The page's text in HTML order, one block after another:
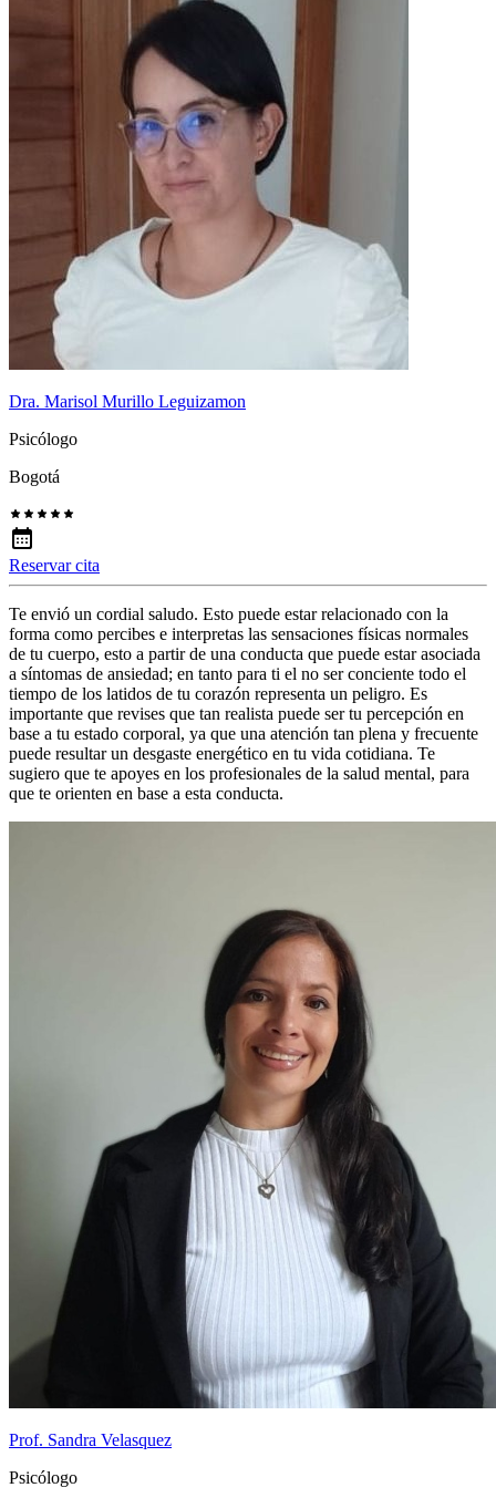
Dra. Marisol Murillo Leguizamon
Psicólogo
Bogotá
Reservar cita
Te envió un cordial saludo. Esto puede estar relacionado con la
forma como percibes e interpretas las sensaciones físicas normales
de tu cuerpo, esto a partir de una conducta que puede estar asociada
a síntomas de ansiedad; en tanto para ti el no ser conciente todo el
tiempo de los latidos de tu corazón representa un peligro. Es
importante que revises que tan realista puede ser tu percepción en
base a tu estado corporal, ya que una atención tan plena y frecuente
puede resultar un desgaste energético en tu vida cotidiana. Te
sugiero que te apoyes en los profesionales de la salud mental, para
que te orienten en base a esta conducta.
Prof. Sandra Velasquez
Psicólogo